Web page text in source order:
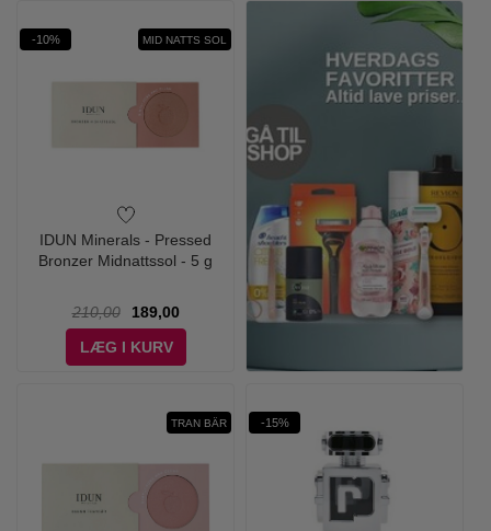
-10% MID NATTS SOL
IDUN Minerals - Pressed
Bronzer Midnattssol - 5 g
210,00
189,00
LÆG I KURV
TRAN BÄR -15%